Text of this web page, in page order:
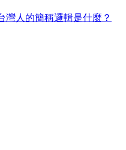
灣人的簡稱邏輯是什麼？